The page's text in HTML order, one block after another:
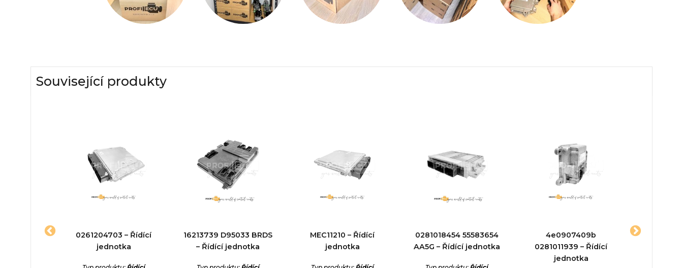
Související produkty
0261204703 – Řídící
jednotka
16213739 D95033 BRDS
– Řídící jednotka
MEC11210 – Řídící
jednotka
0281018454 55583654
AA5G – Řídící jednotka
4e0907409b
0281011939 – Řídící
jednotka